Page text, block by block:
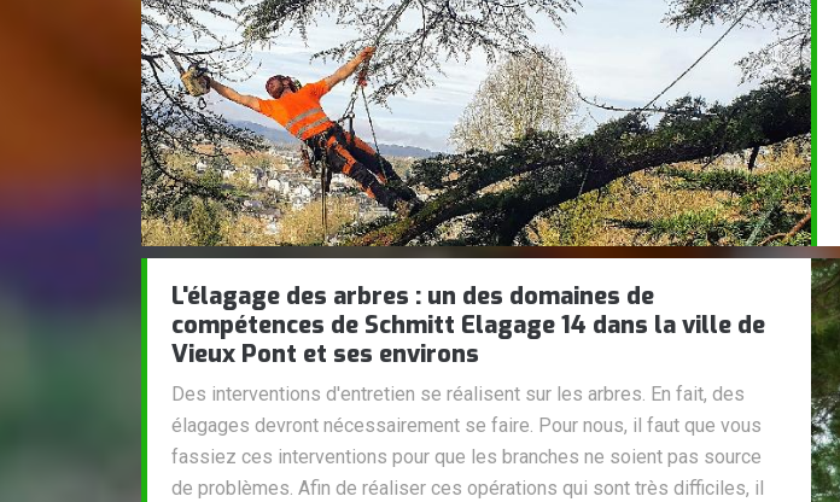
L'élagage des arbres : un des domaines de
compétences de Schmitt Elagage 14 dans la ville de
Vieux Pont et ses environs
Des interventions d'entretien se réalisent sur les arbres. En fait, des
élagages devront nécessairement se faire. Pour nous, il faut que vous
fassiez ces interventions pour que les branches ne soient pas source
de problèmes. Afin de réaliser ces opérations qui sont très difficiles, il